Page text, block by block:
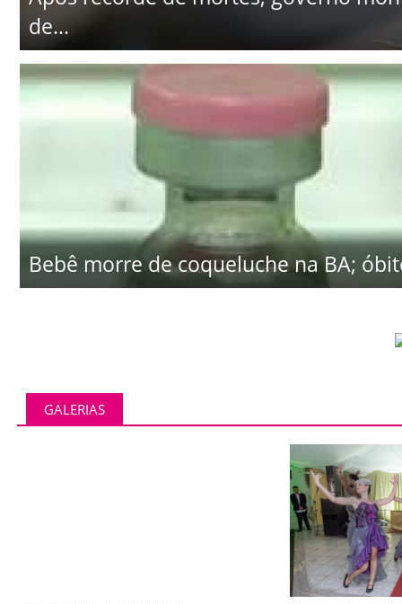
de...
Bebê morre de coqueluche na BA;
GALERIAS